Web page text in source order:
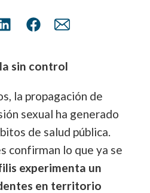
sin control
la propagación de
sexual ha generado
de salud pública.
confirman lo que ya se
experimenta un
en territorio